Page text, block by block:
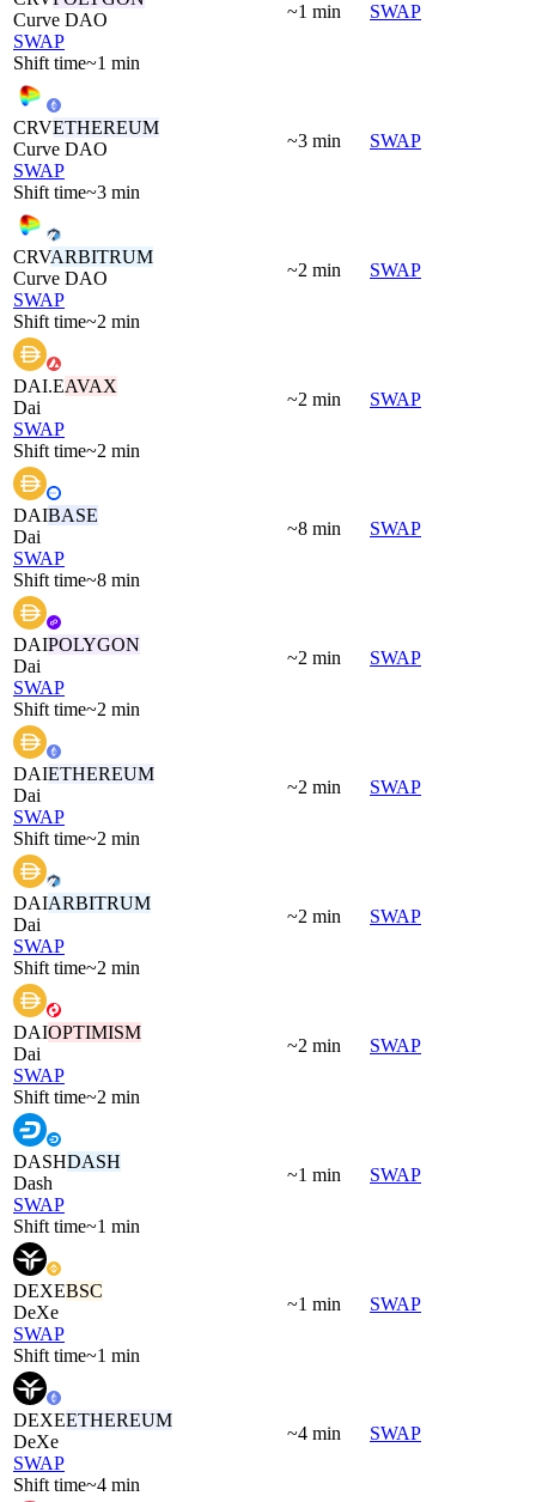
Curve DAO
SWAP
Shift time~1 min
~1 min SWAP
CRVETHEREUM
Curve DAO
SWAP
Shift time~3 min
~3 min SWAP
CRVARBITRUM
Curve DAO
SWAP
Shift time~2 min
~2 min SWAP
DAI.EAVAX
Dai
SWAP
Shift time~2 min
~2 min SWAP
DAIBASE
Dai
SWAP
Shift time~8 min
~8 min SWAP
DAIPOLYGON
Dai
SWAP
Shift time~2 min
~2 min SWAP
DAIETHEREUM
Dai
SWAP
Shift time~2 min
~2 min SWAP
DAIARBITRUM
Dai
SWAP
Shift time~2 min
~2 min SWAP
DAIOPTIMISM
Dai
SWAP
Shift time~2 min
~2 min SWAP
DASHDASH
Dash
SWAP
Shift time~1 min
~1 min SWAP
DEXEBSC
DeXe
SWAP
Shift time~1 min
~1 min SWAP
DEXEETHEREUM
DeXe
SWAP
Shift time~4 min
~4 min SWAP